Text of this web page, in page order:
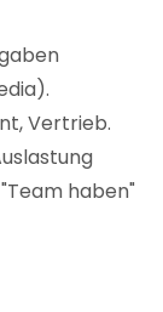
Vertrieb.
haben"